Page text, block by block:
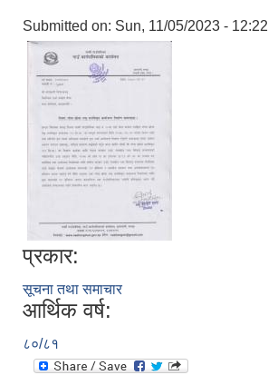
Submitted on: Sun, 11/05/2023 - 12:22
प्रकार:
सूचना तथा समाचार
आर्थिक वर्ष:
८०/८१